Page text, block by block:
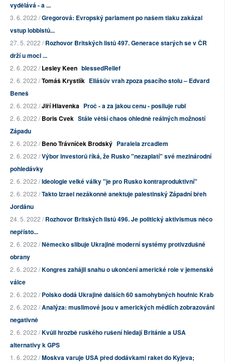
vydělává - a ...
3. 6. 2022 /Gregorová: Evropský parlament po našem tlaku zakázal
vstup lobbistů...
27. 5. 2022 /Rozhovor Britských listů 497. Generace starých se v ČR
drží u moci ...
2. 6. 2022 /Lesley Keen blessedRelief
2. 6. 2022 /Tomáš Krystlík Eliášův vrah zpoza psacího stolu – Edvard
Beneš
2. 6. 2022 /Jiří Hlavenka Proč - a za jakou cenu - posiluje rubl
2. 6. 2022 /Boris Cvek Stále větší chaos ohledně reálných možností
Západu
2. 6. 2022 /Beno Trávníček Brodský Paralela zrcadlem
2. 6. 2022 /Výbor investorů říká, že Rusko "nezaplatí" své mezinárodní
pohledávky
2. 6. 2022 /Ideologie velké války "je pro Rusko kontraproduktivní"
2. 6. 2022 /Takto Izrael nezákonně anektuje palestinský Západní břeh
Jordánu
24. 5. 2022 /Rozhovor Britských listů 496. Je politický aktivismus něco
nepřísto...
2. 6. 2022 /Německo slibuje Ukrajině moderní systémy protivzdušné
obrany
2. 6. 2022 /Kongres zahájil snahu o ukončení americké role v jemenské
válce
2. 6. 2022 /Polsko dodá Ukrajině dalších 60 samohybných houfnic Krab
2. 6. 2022 /Analýza: muslimové jsou v amerických médiích zobrazováni
negativně
2. 6. 2022 /Kvůli hrozbě ruského rušení hledají Británie a USA
alternativy k GPS
1. 6. 2022 /Moskva varuje USA před dodávkami raket do Kyjeva;